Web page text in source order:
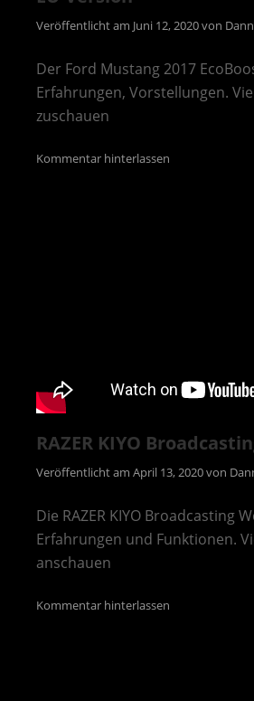
Veröffentlicht am Juni 12, 2020von
Der Ford Mustang 2017
Erfahrungen, Vorstellungen.
zuschauen
Kommentar hinterlassen
RAZER KIYO
Veröffentlicht am April 13, 2020von
Die RAZER KIYO Broadcasting
Erfahrungen und Funktionen.
anschauen
Kommentar hinterlassen